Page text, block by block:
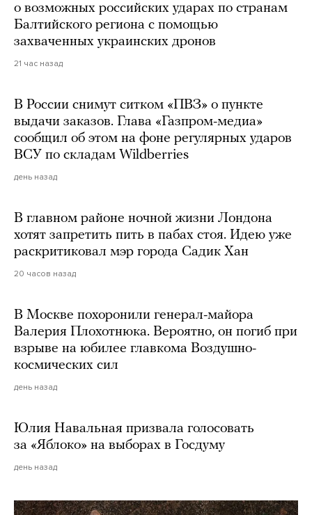
о возможных российских ударах по странам
Балтийского региона с помощью
захваченных украинских дронов
21 час назад
В России снимут ситком «ПВЗ» о пункте
выдачи заказов. Глава «Газпром-медиа»
сообщил об этом на фоне регулярных ударов
ВСУ по складам Wildberries
день назад
В главном районе ночной жизни Лондона
хотят запретить пить в пабах стоя. Идею уже
раскритиковал мэр города Садик Хан
20 часов назад
В Москве похоронили генерал-майора
Валерия Плохотнюка. Вероятно, он погиб при
взрыве на юбилее главкома Воздушно-
космических сил
день назад
Юлия Навальная призвала голосовать
за «Яблоко» на выборах в Госдуму
день назад